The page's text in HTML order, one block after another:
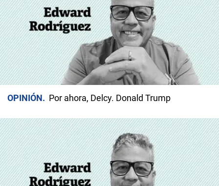
OPINIÓN Por ahora, Delcy. Donald Trump